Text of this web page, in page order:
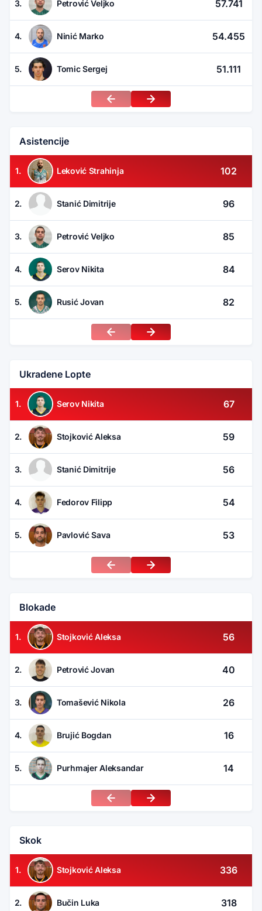
3. Petrović Veljko 57.741
4. Ninić Marko 54.455
5. Tomic Sergej 51.111
Asistencije
1. Leković Strahinja 102
2. Stanić Dimitrije 96
3. Petrović Veljko 85
4. Serov Nikita 84
5. Rusić Jovan 82
Ukradene Lopte
1. Serov Nikita 67
2. Stojković Aleksa 59
3. Stanić Dimitrije 56
4. Fedorov Filipp 54
5. Pavlović Sava 53
Blokade
1. Stojković Aleksa 56
2. Petrović Jovan 40
3. Tomašević Nikola 26
4. Brujić Bogdan 16
5. Purhmajer Aleksandar 14
Skok
1. Stojković Aleksa 336
2. Bučin Luka 318